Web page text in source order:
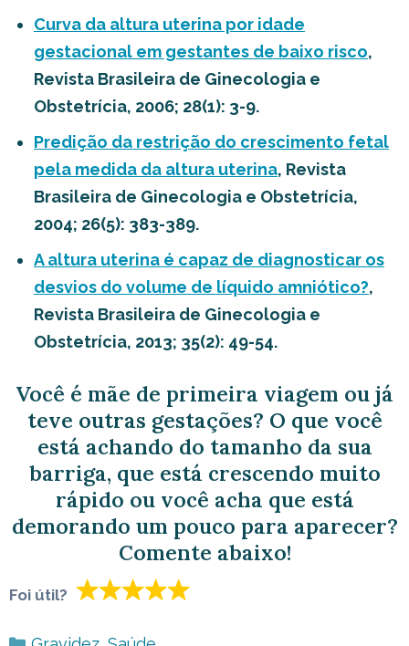
Curva da altura uterina por idade
gestacional em gestantes de baixo risco,
Revista Brasileira de Ginecologia e
Obstetrícia, 2006; 28(1): 3-9.
Predição da restrição do crescimento fetal
pela medida da altura uterina, Revista
Brasileira de Ginecologia e Obstetrícia,
2004; 26(5): 383-389.
A altura uterina é capaz de diagnosticar os
desvios do volume de líquido amniótico?,
Revista Brasileira de Ginecologia e
Obstetrícia, 2013; 35(2): 49-54.
Você é mãe de primeira viagem ou já
teve outras gestações? O que você
está achando do tamanho da sua
barriga, que está crescendo muito
rápido ou você acha que está
demorando um pouco para aparecer?
Comente abaixo!
Foi útil?
Categorias